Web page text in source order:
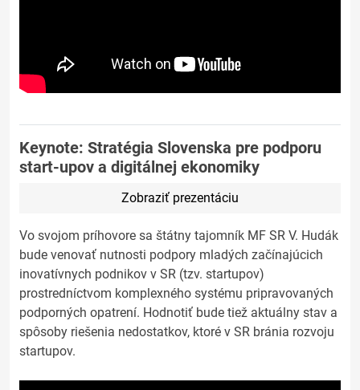
Keynote: Stratégia Slovenska pre podporu
start-upov a digitálnej ekonomiky
Zobraziť prezentáciu
Vo svojom príhovore sa štátny tajomník MF SR V. Hudák
bude venovať nutnosti podpory mladých začínajúcich
inovatívnych podnikov v SR (tzv. startupov)
prostredníctvom komplexného systému pripravovaných
podporných opatrení. Hodnotiť bude tiež aktuálny stav a
spôsoby riešenia nedostatkov, ktoré v SR bránia rozvoju
startupov.